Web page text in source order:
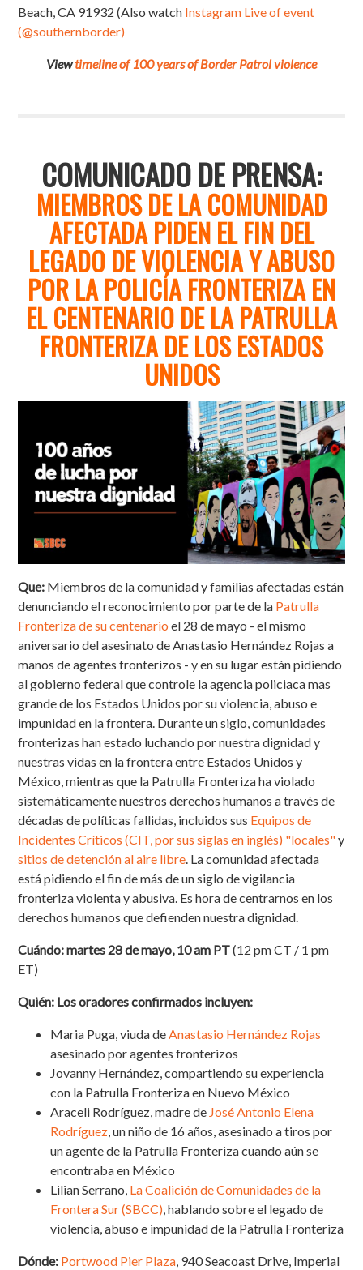
Beach, CA 91932 (Also watch Instagram Live of event
(@southernborder)
Viewtimeline of 100 years of Border Patrol violence
COMUNICADO DE PRENSA:
MIEMBROS DE LA COMUNIDAD
AFECTADA PIDEN EL FIN DEL
LEGADO DE VIOLENCIA Y ABUSO
POR LA POLICÍA FRONTERIZA EN
EL CENTENARIO DE LA PATRULLA
FRONTERIZA DE LOS ESTADOS
UNIDOS
Que: Miembros de la comunidad y familias afectadas están
denunciando el reconocimiento por parte de la Patrulla
Fronteriza de su centenario el 28 de mayo - el mismo
aniversario del asesinato de Anastasio Hernández Rojas a
manos de agentes fronterizos - y en su lugar están pidiendo
al gobierno federal que controle la agencia policiaca mas
grande de los Estados Unidos por su violencia, abuso e
impunidad en la frontera. Durante un siglo, comunidades
fronterizas han estado luchando por nuestra dignidad y
nuestras vidas en la frontera entre Estados Unidos y
México, mientras que la Patrulla Fronteriza ha violado
sistemáticamente nuestros derechos humanos a través de
décadas de políticas fallidas, incluidos sus Equipos de
Incidentes Críticos (CIT, por sus siglas en inglés) "locales"y
sitios de detención al aire libre. La comunidad afectada
está pidiendo el fin de más de un siglo de vigilancia
fronteriza violenta y abusiva. Es hora de centrarnos en los
derechos humanos que defienden nuestra dignidad.
Cuándo: martes 28 de mayo, 10 am PT(12 pm CT / 1 pm
ET)
Quién: Los oradores confirmados incluyen:
Maria Puga, viuda deAnastasio Hernández Rojas
asesinado por agentes fronterizos
Jovanny Hernández, compartiendo su experiencia
con la Patrulla Fronteriza en Nuevo México
Araceli Rodríguez, madre de José Antonio Elena
Rodríguez, un niño de 16 años, asesinado a tiros por
un agente de la Patrulla Fronteriza cuando aún se
encontraba en México
Lilian Serrano, La Coalición de Comunidades de la
Frontera Sur (SBCC), hablando sobre el legado de
violencia, abuso e impunidad de la Patrulla Fronteriza
Dónde: Portwood Pier Plaza, 940 Seacoast Drive, Imperial